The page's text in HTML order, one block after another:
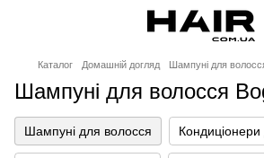
Каталог Домашній догляд Шампуні для
Шампуні для волосся
Шампуні для волосся